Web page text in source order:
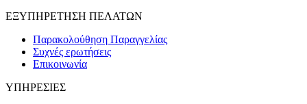
ΕΞΥΠΗΡΕΤΗΣΗ ΠΕΛΑΤΩΝ
Παρακολούθηση Παραγγελίας
Συχνές ερωτήσεις
Επικοινωνία
ΥΠΗΡΕΣΙΕΣ